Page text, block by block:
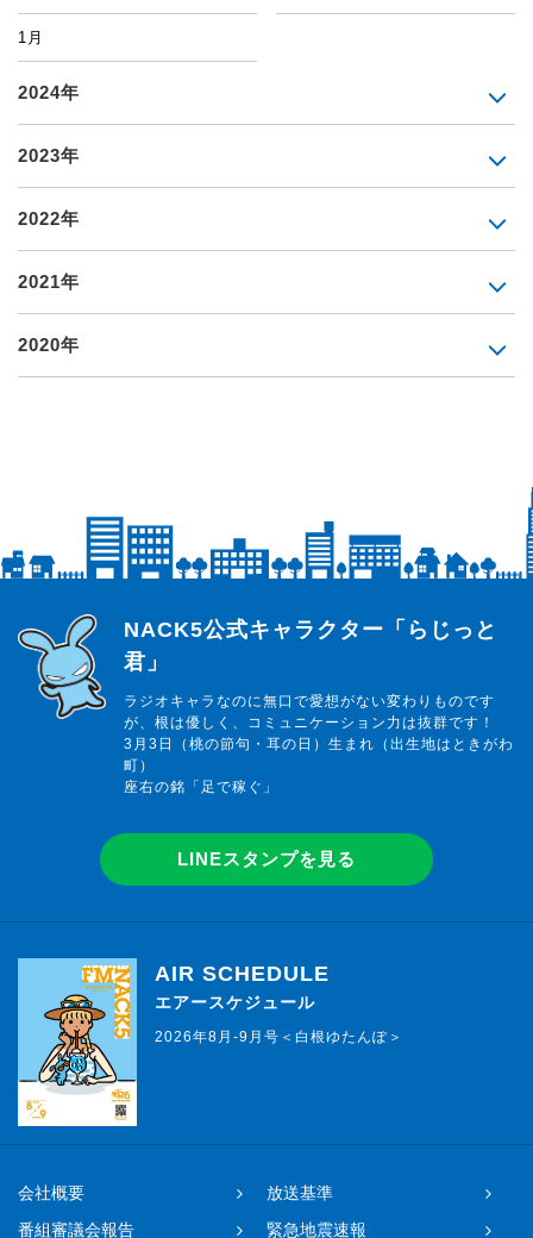
1月
2024年
2023年
2022年
2021年
2020年
らじっと君
NACK5公式キャラクター「らじっと
君」
ラジオキャラなのに無口で愛想がない変わりものです
が、根は優しく、コミュニケーション力は抜群です！
3月3日（桃の節句・耳の日）生まれ（出生地はときがわ
町）
座右の銘「足で稼ぐ」
LINEスタンプを見る
AIR SCHEDULE
エアースケジュール
2026年8月-9月号＜白根ゆたんぽ＞
会社概要
放送基準
番組審議会報告
緊急地震速報